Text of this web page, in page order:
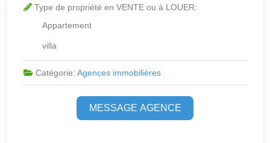
Type de propriété en VENTE ou à LOUER:
Appartement
villa
Catégorie: Agences immobilières
MESSAGE AGENCE